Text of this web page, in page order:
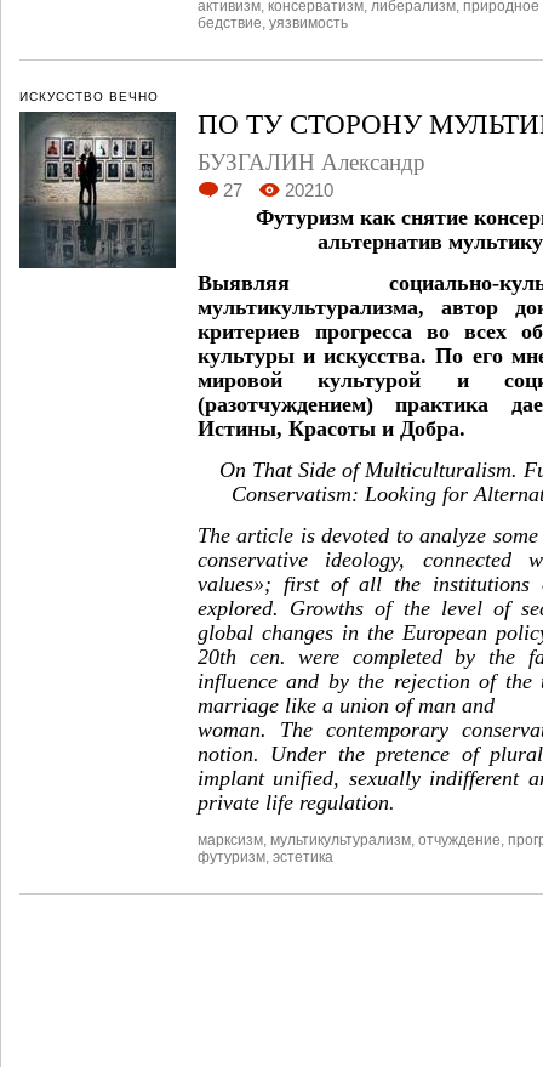
активизм консерватизм либерализм природное
бедствие уязвимость
ИСКУССТВО ВЕЧНО
ПО ТУ СТОРОНУ
БУЗГАЛИН Александр
27 20210
Футуризм как снятие
альтернатив
Выявляя социально-
мультикультурализма, автор
критериев прогресса во всех
культуры и искусства. По его
мировой культурой и
(разотчуждением) практика
Истины, Красоты и Добра.
On That Side of Multiculturalism.
Conservatism: Looking for
The article is devoted to analyze
conservative ideology, connected
values»; first of all the
explored. Growths of the level of
global changes in the European
20th cen. were completed by the
influence and by the rejection of
marriage like a union of man and
woman. The contemporary
notion. Under the pretence of
implant unified, sexually indifferent
private life regulation.
марксизм мультикультурализм отчуждение
футуризм эстетика